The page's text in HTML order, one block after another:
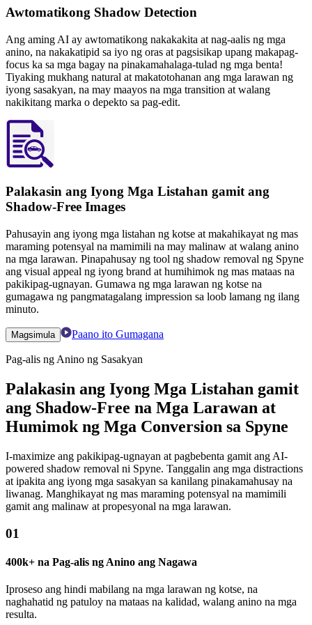
Awtomatikong Shadow Detection
Ang aming AI ay awtomatikong nakakakita at nag-aalis ng mga
anino, na nakakatipid sa iyo ng oras at pagsisikap upang makapag-
focus ka sa mga bagay na pinakamahalaga-tulad ng mga benta!
Tiyaking mukhang natural at makatotohanan ang mga larawan ng
iyong sasakyan, na may maayos na mga transition at walang
nakikitang marka o depekto sa pag-edit.
Palakasin ang Iyong Mga Listahan gamit ang
Shadow-Free Images
Pahusayin ang iyong mga listahan ng kotse at makahikayat ng mas
maraming potensyal na mamimili na may malinaw at walang anino
na mga larawan. Pinapahusay ng tool ng shadow removal ng Spyne
ang visual appeal ng iyong brand at humihimok ng mas mataas na
pakikipag-ugnayan. Gumawa ng mga larawan ng kotse na
gumagawa ng pangmatagalang impression sa loob lamang ng ilang
minuto.
Magsimula Paano ito Gumagana
Pag-alis ng Anino ng Sasakyan
Palakasin ang Iyong Mga Listahan gamit
ang Shadow-Free na Mga Larawan at
Humimok ng Mga Conversion sa Spyne
I-maximize ang pakikipag-ugnayan at pagbebenta gamit ang AI-
powered shadow removal ni Spyne. Tanggalin ang mga distractions
at ipakita ang iyong mga sasakyan sa kanilang pinakamahusay na
liwanag. Manghikayat ng mas maraming potensyal na mamimili
gamit ang malinaw at propesyonal na mga larawan.
01
400k+ na Pag-alis ng Anino ang Nagawa
Iproseso ang hindi mabilang na mga larawan ng kotse, na
naghahatid ng patuloy na mataas na kalidad, walang anino na mga
resulta.